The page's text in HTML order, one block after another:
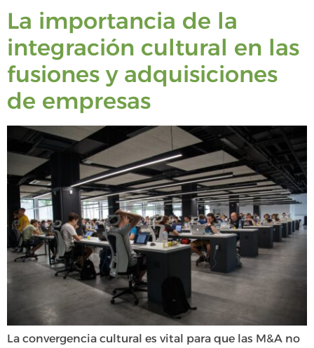
La importancia de la
integración cultural en las
fusiones y adquisiciones
de empresas
La convergencia cultural es vital para que las M&A no